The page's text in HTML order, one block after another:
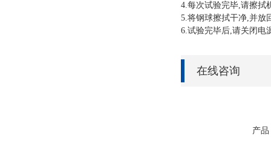
4.每次试验完毕,请擦拭
5.将钢球擦拭干净,并放
6.试验完毕后,请关闭电
在线咨询
产品